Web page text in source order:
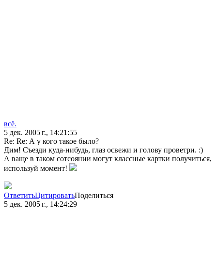
всё.
5 дек. 2005 г., 14:21:55
Re: Re: А у кого такое было?
Дим! Съезди куда-нибудь, глаз освежи и голову проветри. :)
А ваще в таком сотсоянии могут классные картки получиться,
используй момент!
ОтветитьЦитироватьПоделиться
5 дек. 2005 г., 14:24:29